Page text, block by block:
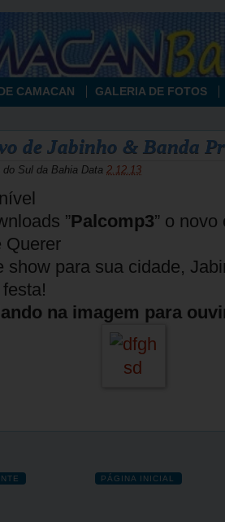
CAMACAN GALERIA DE FOTOS
de Jabinho & Banda
do Sul da Bahia Data 2.12.13
”Palcomp3” o
Querer
show para sua cidade,
na imagem para
PÁGINA INICIAL